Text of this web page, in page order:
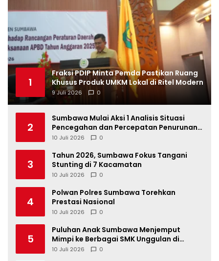
1
Fraksi PDIP Minta Pemda Pastikan Ruang
Khusus Produk UMKM Lokal di Ritel Modern
9 Juli 2026 0
2
Sumbawa Mulai Aksi 1 Analisis Situasi
Pencegahan dan Percepatan Penurunan
Stunting Tahun 2026
10 Juli 2026 0
3
Tahun 2026, Sumbawa Fokus Tangani
Stunting di 7 Kacamatan
10 Juli 2026 0
4
Polwan Polres Sumbawa Torehkan
Prestasi Nasional
10 Juli 2026 0
5
Puluhan Anak Sumbawa Menjemput
Mimpi ke Berbagai SMK Unggulan di
Indonesia
10 Juli 2026 0